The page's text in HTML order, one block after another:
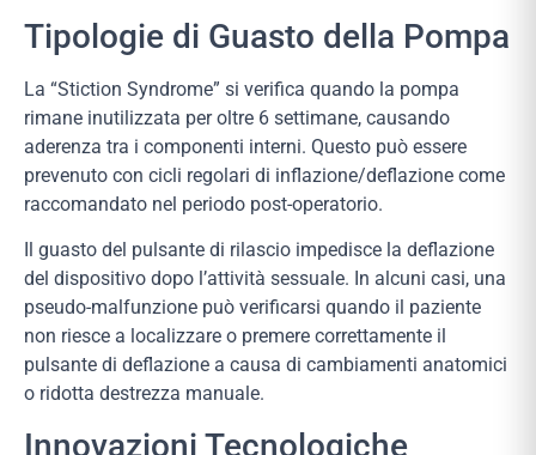
Tipologie di Guasto della Pompa
La “Stiction Syndrome” si verifica quando la pompa
rimane inutilizzata per oltre 6 settimane, causando
aderenza tra i componenti interni. Questo può essere
prevenuto con cicli regolari di inflazione/deflazione come
raccomandato nel periodo post-operatorio.
Il guasto del pulsante di rilascio impedisce la deflazione
del dispositivo dopo l’attività sessuale. In alcuni casi, una
pseudo-malfunzione può verificarsi quando il paziente
non riesce a localizzare o premere correttamente il
pulsante di deflazione a causa di cambiamenti anatomici
o ridotta destrezza manuale.
Innovazioni Tecnologiche